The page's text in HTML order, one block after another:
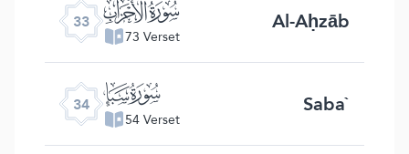
33 ﮭ
73 Verset Al-Aḥzāb
34 ﮮ
54 Verset Saba`